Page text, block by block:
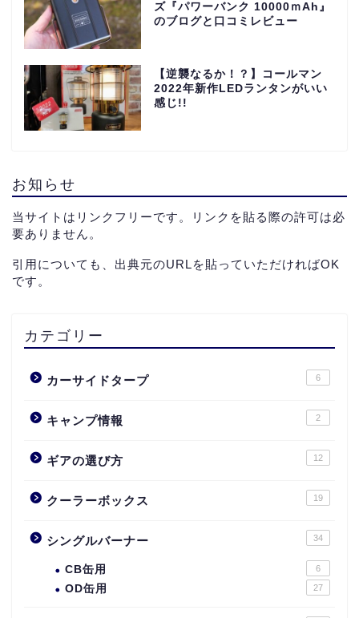
ズ『パワーバンク 10000ｍAh』
のブログと口コミレビュー
【逆襲なるか！？】コールマン
2022年新作LEDランタンがいい
感じ!!
お知らせ
当サイトはリンクフリーです。リンクを貼る際の許可は必
要ありません。
引用についても、出典元のURLを貼っていただければOK
です。
カテゴリー
カーサイドタープ 6
キャンプ情報 2
ギアの選び方 12
クーラーボックス 19
シングルバーナー 34
CB缶用 6
OD缶用 27